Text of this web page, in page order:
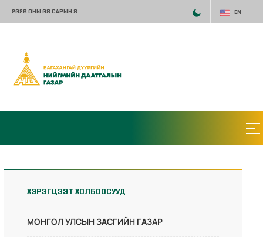
2026 ОНЫ 08 САРЫН 8 EN
ХЭРЭГЦЭЭТ ХОЛБООСУУД
МОНГОЛ УЛСЫН ЗАСГИЙН ГАЗАР